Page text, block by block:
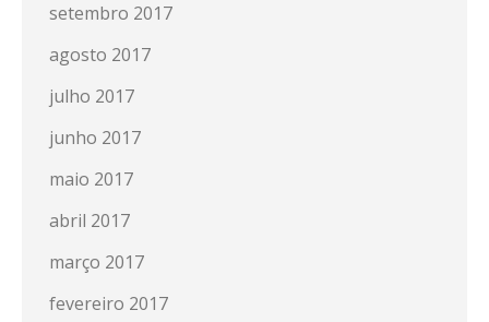
setembro 2017
agosto 2017
julho 2017
junho 2017
maio 2017
abril 2017
março 2017
fevereiro 2017